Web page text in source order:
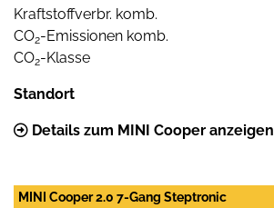
Kraftstoffverbr. komb.
CO2-Emissionen komb.
CO2-Klasse
Standort
Details zum MINI Cooper anzeigen
MINI Cooper 2.0 7-Gang Steptronic